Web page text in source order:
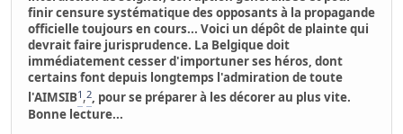
finir censure systématique des opposants à la propagande
officielle toujours en cours... Voici un dépôt de plainte qui
devrait faire jurisprudence. La Belgique doit
immédiatement cesser d'importuner ses héros, dont
certains font depuis longtemps l'admiration de toute
l'AIMSIB1 ,2, pour se préparer à les décorer au plus vite.
Bonne lecture...